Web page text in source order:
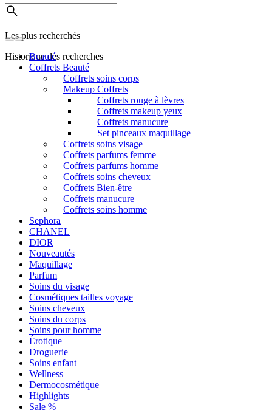
Les plus recherchés
Historique des recherches
Beauté
Coffrets Beauté
Coffrets soins corps
Makeup Coffrets
Coffrets rouge à lèvres
Coffrets makeup yeux
Coffrets manucure
Set pinceaux maquillage
Coffrets soins visage
Coffrets parfums femme
Coffrets parfums homme
Coffrets soins cheveux
Coffrets Bien-être
Coffrets manucure
Coffrets soins homme
Sephora
CHANEL
DIOR
Nouveautés
Maquillage
Parfum
Soins du visage
Cosmétiques tailles voyage
Soins cheveux
Soins du corps
Soins pour homme
Érotique
Droguerie
Soins enfant
Wellness
Dermocosmétique
Highlights
Sale %